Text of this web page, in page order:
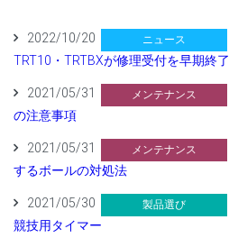
2022/10/20 ニュース
TRT10・TRTBXが修理受付を早期終了
2021/05/31 メンテナンス
の注意事項
2021/05/31 メンテナンス
するボールの対処法
2021/05/30 製品選び
競技用タイマー